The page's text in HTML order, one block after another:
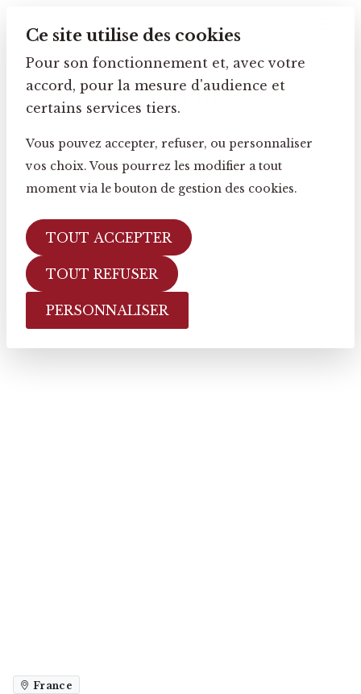
Ce site utilise des cookies
Pour son fonctionnement et, avec votre
accord, pour la mesure d'audience et
certains services tiers.
Vous pouvez accepter, refuser, ou personnaliser
vos choix. Vous pourrez les modifier a tout
moment via le bouton de gestion des cookies.
TOUT ACCEPTER
TOUT REFUSER
PERSONNALISER
Thym
France